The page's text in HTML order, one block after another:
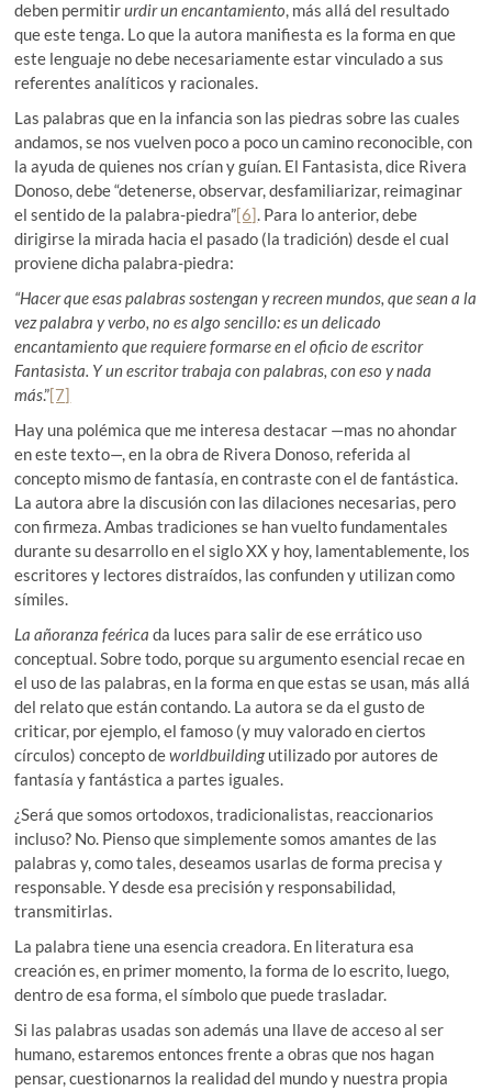
deben permitirurdir un encantamiento, más allá del resultado
que este tenga. Lo que la autora manifiesta es la forma en que
este lenguaje no debe necesariamente estar vinculado a sus
referentes analíticos y racionales.
Las palabras que en la infancia son las piedras sobre las cuales
andamos, se nos vuelven poco a poco un camino reconocible, con
la ayuda de quienes nos crían y guían. El Fantasista, dice Rivera
Donoso, debe “detenerse, observar, desfamiliarizar, reimaginar
el sentido de la palabra-piedra”[6]. Para lo anterior, debe
dirigirse la mirada hacia el pasado (la tradición) desde el cual
proviene dicha palabra-piedra:
“Hacer que esas palabras sostengan y recreen mundos, que sean a la
vez palabra y verbo, no es algo sencillo: es un delicado
encantamiento que requiere formarse en el oficio de escritor
Fantasista. Y un escritor trabaja con palabras, con eso y nada
más.”[7]
Hay una polémica que me interesa destacar —mas no ahondar
en este texto—, en la obra de Rivera Donoso, referida al
concepto mismo de fantasía, en contraste con el de fantástica.
La autora abre la discusión con las dilaciones necesarias, pero
con firmeza. Ambas tradiciones se han vuelto fundamentales
durante su desarrollo en el siglo XX y hoy, lamentablemente, los
escritores y lectores distraídos, las confunden y utilizan como
símiles.
La añoranza feérica da luces para salir de ese errático uso
conceptual. Sobre todo, porque su argumento esencial recae en
el uso de las palabras, en la forma en que estas se usan, más allá
del relato que están contando. La autora se da el gusto de
criticar, por ejemplo, el famoso (y muy valorado en ciertos
círculos) concepto deworldbuildingutilizado por autores de
fantasía y fantástica a partes iguales.
¿Será que somos ortodoxos, tradicionalistas, reaccionarios
incluso? No. Pienso que simplemente somos amantes de las
palabras y, como tales, deseamos usarlas de forma precisa y
responsable. Y desde esa precisión y responsabilidad,
transmitirlas.
La palabra tiene una esencia creadora. En literatura esa
creación es, en primer momento, la forma de lo escrito, luego,
dentro de esa forma, el símbolo que puede trasladar.
Si las palabras usadas son además una llave de acceso al ser
humano, estaremos entonces frente a obras que nos hagan
pensar, cuestionarnos la realidad del mundo y nuestra propia